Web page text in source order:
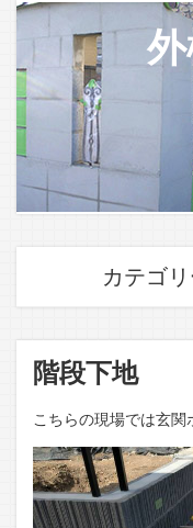
カテゴ
階段下地
こちらの現場では玄関